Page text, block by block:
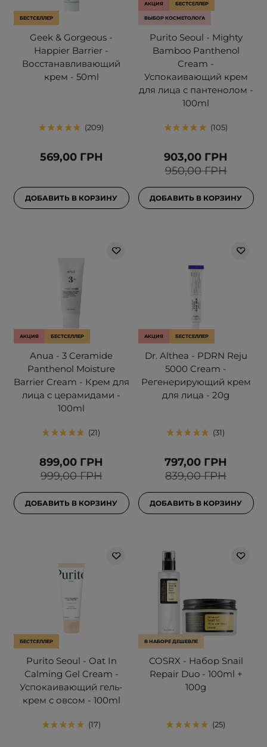
БЕСТСЕЛЛЕР
Geek & Gorgeous -
Happier Barrier -
Восстанавливающий
крем - 50ml
209
569,00 ГРН
ДОБАВИТЬ В КОРЗИНУ
АКЦИЯ БЕСТСЕЛЛЕР
ВЫБОР КОСМЕТОЛОГА
Purito Seoul - Mighty
Bamboo Panthenol
Cream -
Успокаивающий крем
для лица с пантенолом -
100ml
105
950,00 ГРН
903,00 ГРН
ДОБАВИТЬ В КОРЗИНУ
АКЦИЯ БЕСТСЕЛЛЕР
Anua - 3 Ceramide
Panthenol Moisture
Barrier Cream - Крем для
лица с церамидами -
100ml
21
999,00 ГРН
899,00 ГРН
ДОБАВИТЬ В КОРЗИНУ
АКЦИЯ БЕСТСЕЛЛЕР
Dr. Althea - PDRN Reju
5000 Cream -
Регенерирующий крем
для лица - 20g
31
839,00 ГРН
797,00 ГРН
ДОБАВИТЬ В КОРЗИНУ
БЕСТСЕЛЛЕР
Purito Seoul - Oat In
Calming Gel Cream -
Успокаивающий гель-
крем с овсом - 100ml
17
В НАБОРЕ ДЕШЕВЛЕ
COSRX - Набор Snail
Repair Duo - 100ml +
100g
25